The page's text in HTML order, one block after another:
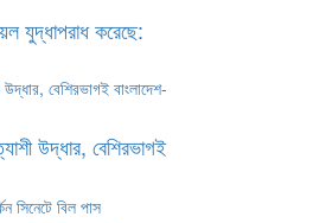
যুদ্ধাপরাধ করেছে:
উদ্ধার, বেশিরভাগই